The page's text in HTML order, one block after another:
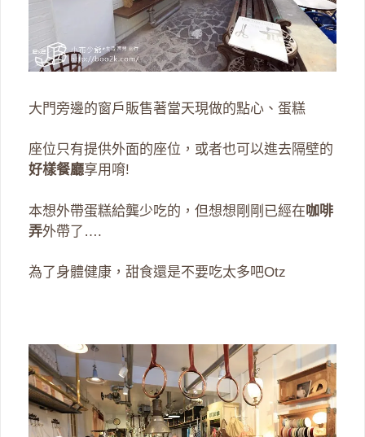
大門旁邊的窗戶販售著當天現做的點心、蛋糕
座位只有提供外面的座位，或者也可以進去隔壁的
好樣餐廳享用唷!
本想外帶蛋糕給龔少吃的，但想想剛剛已經在咖啡
弄外帶了….
為了身體健康，甜食還是不要吃太多吧Otz